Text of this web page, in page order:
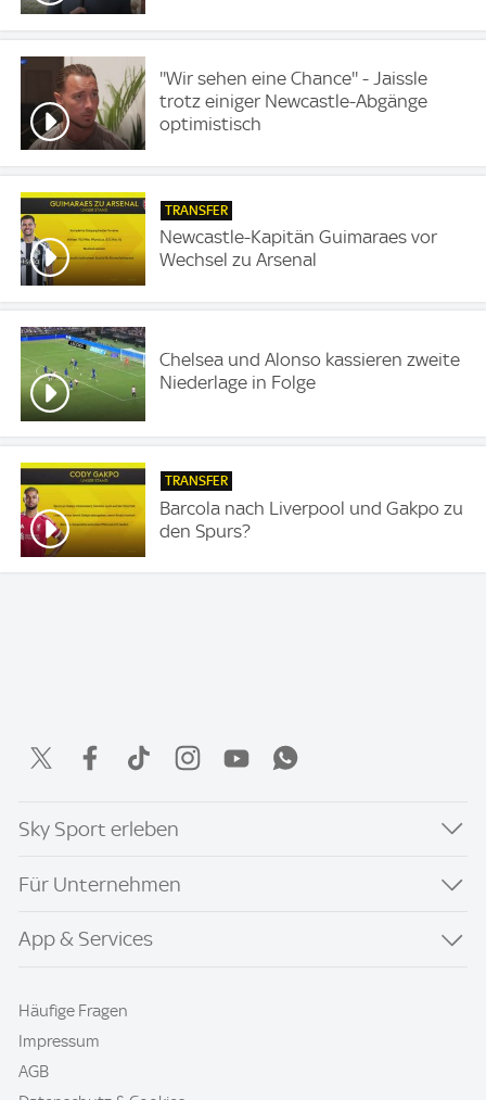
''Wir sehen eine Chance'' - Jaissle
trotz einiger Newcastle-Abgänge
optimistisch
TRANSFER
Newcastle-Kapitän Guimaraes vor
Wechsel zu Arsenal
Chelsea und Alonso kassieren zweite
Niederlage in Folge
TRANSFER
Barcola nach Liverpool und Gakpo zu
den Spurs?
Sky Sport erleben
Für Unternehmen
App & Services
Häufige Fragen
Impressum
AGB